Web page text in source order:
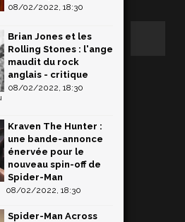
08/02/2022, 18:30
Brian Jones et les
Rolling Stones : l'ange
maudit du rock
anglais - critique
08/02/2022, 18:30
Kraven The Hunter :
une bande-annonce
énervée pour le
nouveau spin-off de
Spider-Man
08/02/2022, 18:30
Spider-Man Across